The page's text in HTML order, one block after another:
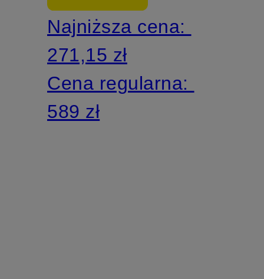
Najniższa cena:
271,15 zł
Cena regularna:
589 zł